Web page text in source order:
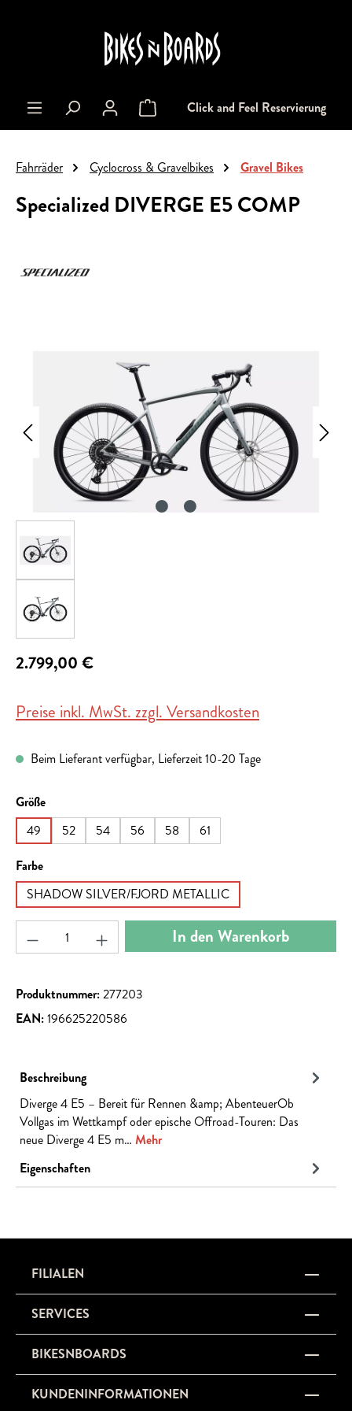
Warenkorb enthält 0 Positionen. Der
Click and Feel Reservierung
Fahrräder Cyclocross & Gravelbikes Gravel Bikes
Specialized DIVERGE E5 COMP
2.799,00 €
Preise inkl. MwSt. zzgl. Versandkosten
Beim Lieferant verfügbar, Lieferzeit 10-20 Tage
Größeauswählen
49
52 54 56 58
61
Farbeauswählen
SHADOW SILVER/FJORD METALLIC
Produkt Anzahl: Gib den gewünschten Wert ein
In den Warenkorb
Produktnummer:277203
EAN:196625220586
Beschreibung
Diverge 4 E5 – Bereit für Rennen &amp; AbenteuerOb
Vollgas im Wettkampf oder epische Offroad-Touren: Das
neue Diverge 4 E5 m… Mehr
Eigenschaften
FILIALEN
SERVICES
BIKESNBOARDS
KUNDENINFORMATIONEN